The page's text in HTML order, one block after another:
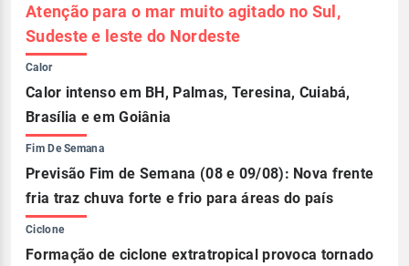
Atenção para o mar muito agitado no Sul,
Sudeste e leste do Nordeste
Calor
Calor intenso em BH, Palmas, Teresina, Cuiabá,
Brasília e em Goiânia
Fim De Semana
Previsão Fim de Semana (08 e 09/08): Nova frente
fria traz chuva forte e frio para áreas do país
Ciclone
Formação de ciclone extratropical provoca tornado